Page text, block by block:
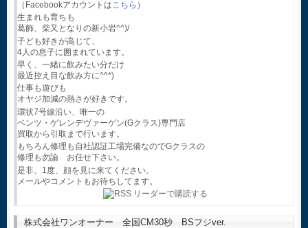
（Facebookアカウントはこちら ）
生まれも育ちも
葛飾、柴又となりの新小岩^^)/
子ども好きが高じて、
4人の息子に囲まれています。
早く、一緒に飲みたい分だけ
最近控え目な飲み方に^^*)
仕事も遊びも
オヤジ加減の熱さが好きです。
環状7号線沿い、唯一の
ベンツ・ゲレンデヴァーゲン(Gクラス)専門店
買取から引取まで行います。
もちろん修理も自社認証工場完備なのでGクラスの
修理も勿論 お任せ下さい。
是非、1度、顔を見に来てください。
メールやコメントもお待ちしてます。
株式会社ワンオーナー 全国CM30秒 BSフジver.